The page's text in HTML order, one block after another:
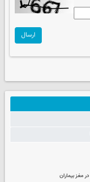
ارسال
مغز بیماران